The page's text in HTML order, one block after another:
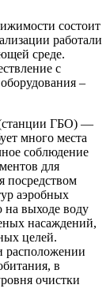
состоит
работали
среде.
с
–
(станции ГБО) —
много места
соблюдение
для
посредством
аэробных
на выходе воду
насаждений,
целей.
расположении
в
очистки